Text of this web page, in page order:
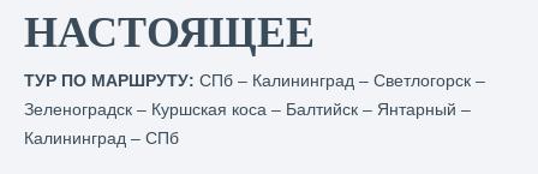
НАСТОЯЩЕЕ
ТУР ПО МАРШРУТУ: СПб – Калининград – Светлогорск –
Зеленоградск – Куршская коса – Балтийск – Янтарный –
Калининград – СПб